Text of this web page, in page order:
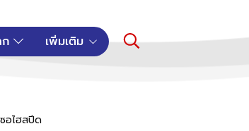
เพิ่มเติม
อไฮสปีด